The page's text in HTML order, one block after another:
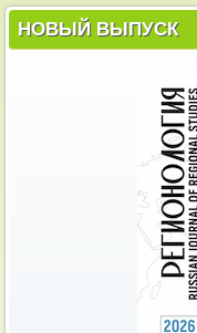
НОВЫЙ ВЫПУСК